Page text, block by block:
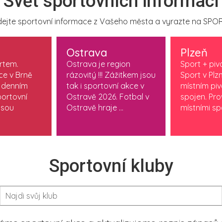
sportovní informace z Vašeho města a vyrazte na
v Brně
Ostrava
Ostrava je region
rázovitý !!! Zážitkem jsou
tak i sportovní akce v
Ostravě 2026. Fotbal v
Ostravě hraje ...
Plzeň
Sport +
Sport v
místním
spojen.
místními
Sportovní kluby